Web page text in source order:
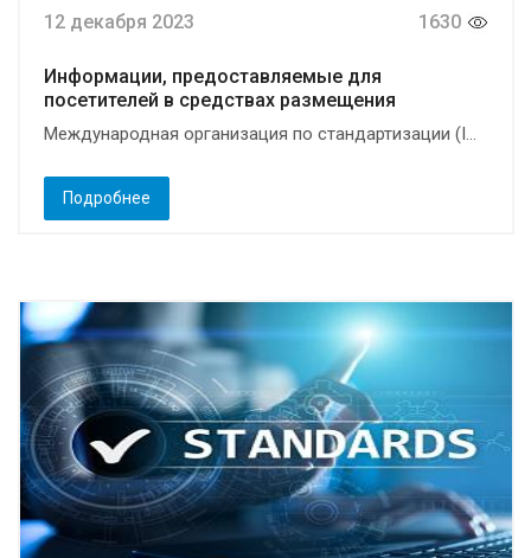
12 декабря 2023 1630
Информации, предоставляемые для
посетителей в средствах размещения
Международная организация по стандартизации (I...
Подробнее